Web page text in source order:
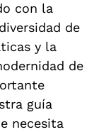
con la
de
y la
de
guía
necesita